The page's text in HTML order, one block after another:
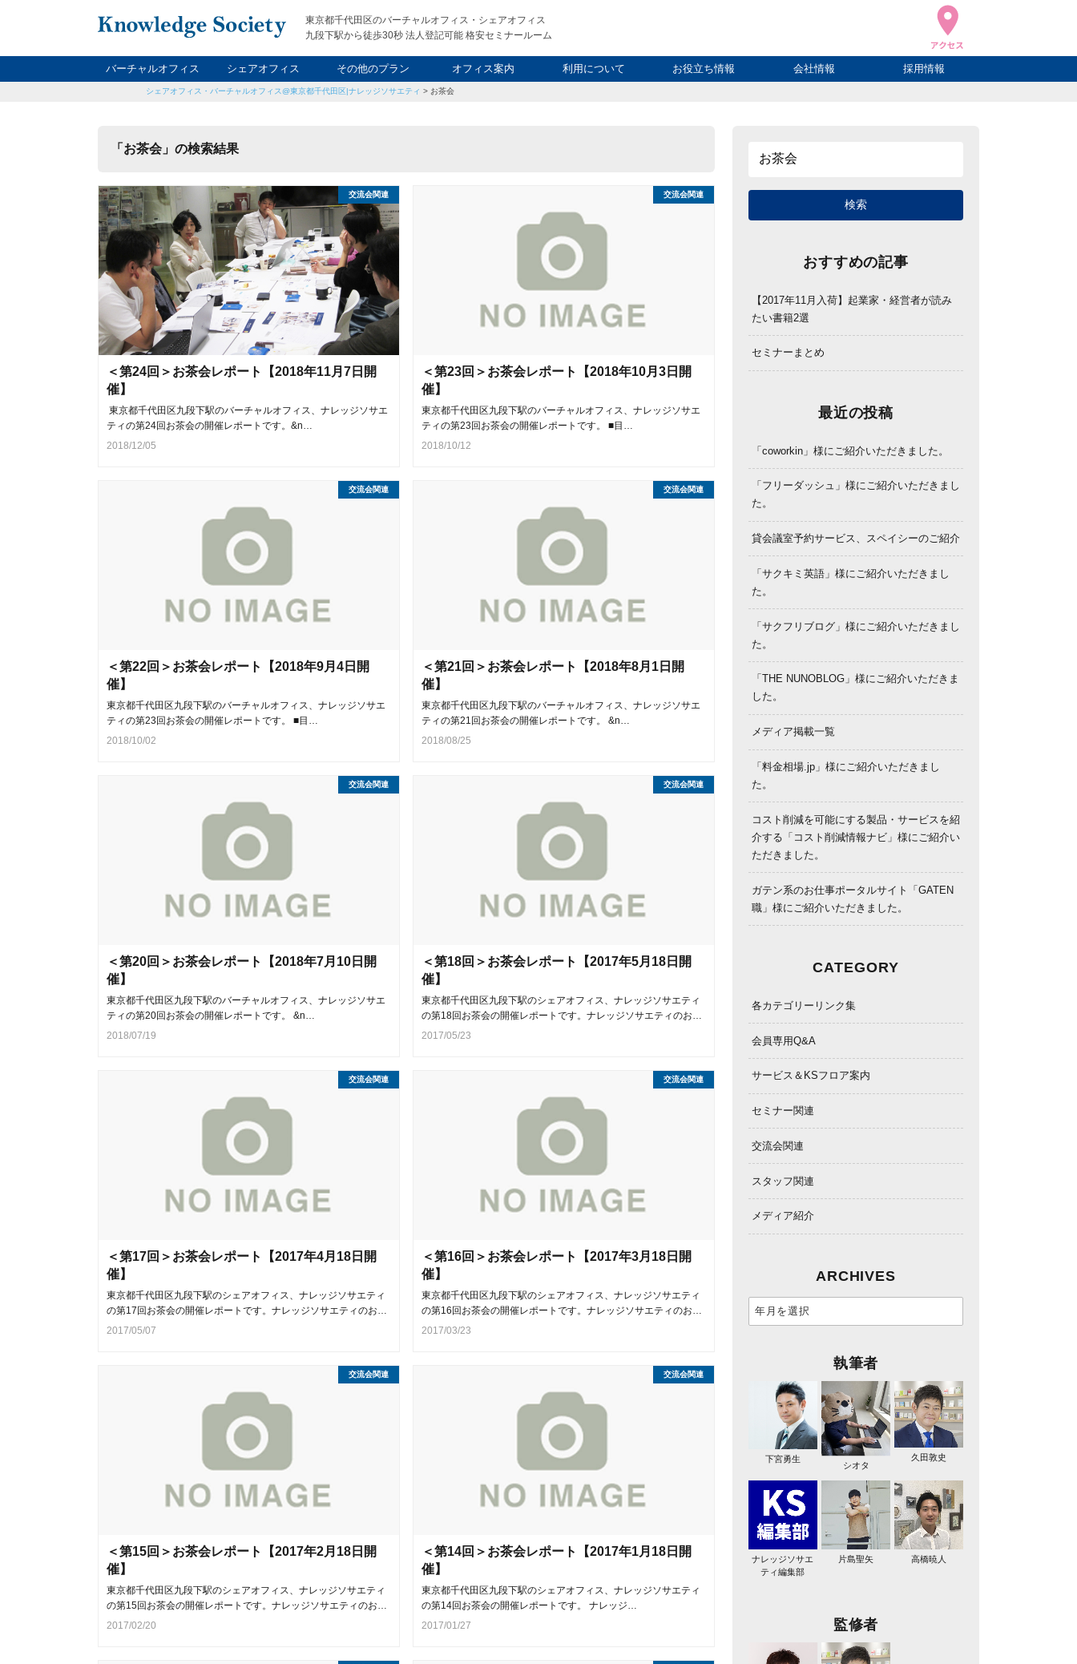
東京都千代田区のバーチャルオフィス・シェアオフィス
九段下駅から徒歩30秒 法人登記可能 格安セミナールーム
バーチャルオフィス シェアオフィス その他のプラン
レンタルオフィス
ナイト&ウィークエンド
貸し会議室
オフィス案内 利用について お役立ち情報 会社情報 採用情報
シェアオフィス・バーチャルオフィス@東京都千代田区|ナレッジソサエティ > お茶会
「お茶会」の検索結果
＜第24回＞お茶会レポート【2018年11月7日開
催】
東京都千代田区九段下駅のバーチャルオフィス、ナレッジソサエ
ティの第24回お茶会の開催レポートです。&n…
2018/12/05
交流会関連
＜第23回＞お茶会レポート【2018年10月3日開
催】
東京都千代田区九段下駅のバーチャルオフィス、ナレッジソサエ
ティの第23回お茶会の開催レポートです。 ■目…
2018/10/12
交流会関連
＜第22回＞お茶会レポート【2018年9月4日開
催】
東京都千代田区九段下駅のバーチャルオフィス、ナレッジソサエ
ティの第23回お茶会の開催レポートです。 ■目…
2018/10/02
交流会関連
＜第21回＞お茶会レポート【2018年8月1日開
催】
東京都千代田区九段下駅のバーチャルオフィス、ナレッジソサエ
ティの第21回お茶会の開催レポートです。 &n…
2018/08/25
交流会関連
＜第20回＞お茶会レポート【2018年7月10日開
催】
東京都千代田区九段下駅のバーチャルオフィス、ナレッジソサエ
ティの第20回お茶会の開催レポートです。 &n…
2018/07/19
交流会関連
＜第18回＞お茶会レポート【2017年5月18日開
催】
東京都千代田区九段下駅のシェアオフィス、ナレッジソサエティ
の第18回お茶会の開催レポートです。ナレッジソサエティのお…
2017/05/23
交流会関連
＜第17回＞お茶会レポート【2017年4月18日開
催】
東京都千代田区九段下駅のシェアオフィス、ナレッジソサエティ
の第17回お茶会の開催レポートです。ナレッジソサエティのお…
2017/05/07
交流会関連
＜第16回＞お茶会レポート【2017年3月18日開
催】
東京都千代田区九段下駅のシェアオフィス、ナレッジソサエティ
の第16回お茶会の開催レポートです。ナレッジソサエティのお…
2017/03/23
交流会関連
＜第15回＞お茶会レポート【2017年2月18日開
催】
東京都千代田区九段下駅のシェアオフィス、ナレッジソサエティ
の第15回お茶会の開催レポートです。ナレッジソサエティのお…
2017/02/20
交流会関連
＜第14回＞お茶会レポート【2017年1月18日開
催】
東京都千代田区九段下駅のシェアオフィス、ナレッジソサエティ
の第14回お茶会の開催レポートです。 ナレッジ…
2017/01/27
交流会関連
おすすめの記事
【2017年11月入荷】起業家・経営者が読み
たい書籍2選
セミナーまとめ
最近の投稿
「coworkin」様にご紹介いただきました。
「フリーダッシュ」様にご紹介いただきまし
た。
貸会議室予約サービス、スペイシーのご紹介
「サクキミ英語」様にご紹介いただきまし
た。
「サクフリブログ」様にご紹介いただきまし
た。
「THE NUNOBLOG」様にご紹介いただきま
した。
メディア掲載一覧
「料金相場.jp」様にご紹介いただきまし
た。
コスト削減を可能にする製品・サービスを紹
介する「コスト削減情報ナビ」様にご紹介い
ただきました。
ガテン系のお仕事ポータルサイト「GATEN
職」様にご紹介いただきました。
CATEGORY
各カテゴリーリンク集
会員専用Q&A
サービス＆KSフロア案内
セミナー関連
交流会関連
スタッフ関連
メディア紹介
ARCHIVES
執筆者
下宮勇生
シオタ
久田敦史
ナレッジソサエ
ティ編集部
片島聖矢 高橋暁人
監修者